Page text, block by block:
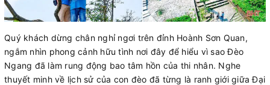
Quý khách dừng chân nghỉ ngơi trên đỉnh Hoành Sơn Quan,
ngắm nhìn phong cảnh hữu tình nơi đây để hiểu vì sao Đèo
Ngang đã làm rung động bao tâm hồn của thi nhân. Nghe
thuyết minh về lịch sử của con đèo đã từng là ranh giới giữa Đại